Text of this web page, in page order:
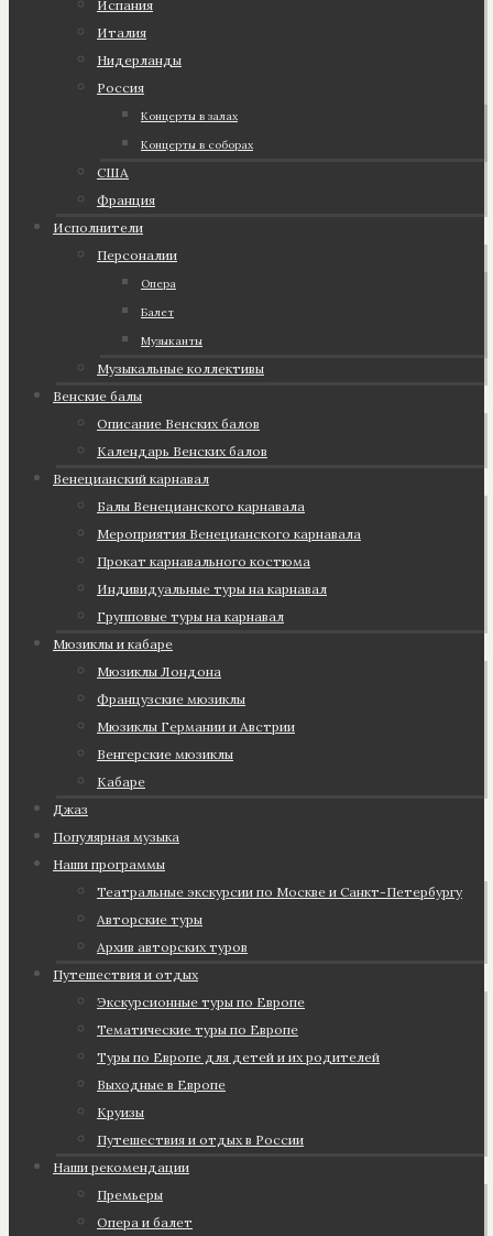
Испания
Италия
Нидерланды
Россия
Концерты в залах
Концерты в соборах
США
Франция
Исполнители
Персоналии
Опера
Балет
Музыканты
Музыкальные коллективы
Венские балы
Описание Венских балов
Календарь Венских балов
Венецианский карнавал
Балы Венецианского карнавала
Мероприятия Венецианского карнавала
Прокат карнавального костюма
Индивидуальные туры на карнавал
Групповые туры на карнавал
Мюзиклы и кабаре
Мюзиклы Лондона
Французские мюзиклы
Мюзиклы Германии и Австрии
Венгерские мюзиклы
Кабаре
Джаз
Популярная музыка
Наши программы
Театральные экскурсии по Москве и Санкт-Петербургу
Авторские туры
Архив авторских туров
Путешествия и отдых
Экскурсионные туры по Европе
Тематические туры по Европе
Туры по Европе для детей и их родителей
Выходные в Европе
Круизы
Путешествия и отдых в России
Наши рекомендации
Премьеры
Опера и балет